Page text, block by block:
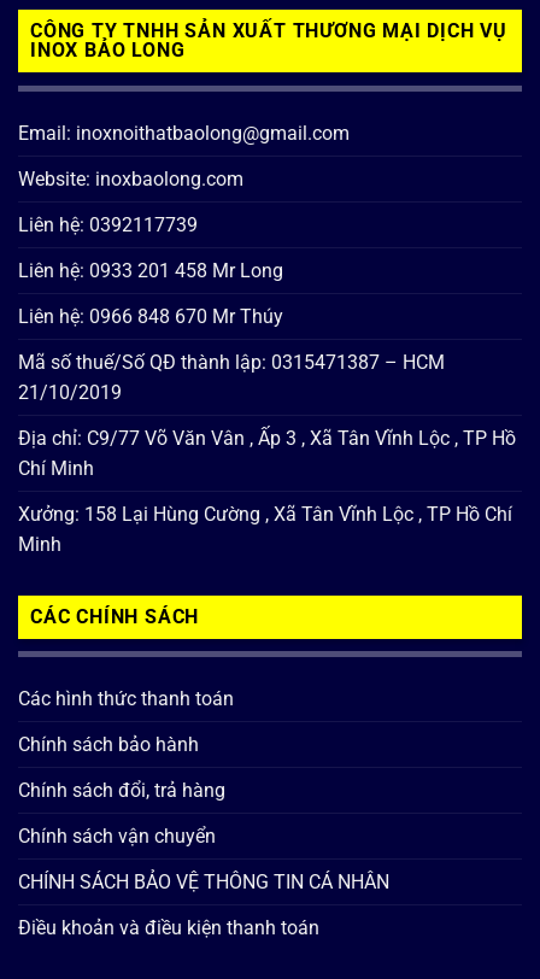
CÔNG TY TNHH SẢN XUẤT THƯƠNG MẠI DỊCH VỤ
INOX BẢO LONG
Email: inoxnoithatbaolong@gmail.com
Website: inoxbaolong.com
Liên hệ: 0392117739
Liên hệ: 0933 201 458 Mr Long
Liên hệ: 0966 848 670 Mr Thúy
Mã số thuế/Số QĐ thành lập: 0315471387 – HCM
21/10/2019
Địa chỉ: C9/77 Võ Văn Vân , Ấp 3 , Xã Tân Vĩnh Lộc , TP Hồ
Chí Minh
Xưởng: 158 Lại Hùng Cường , Xã Tân Vĩnh Lộc , TP Hồ Chí
Minh
CÁC CHÍNH SÁCH
Các hình thức thanh toán
Chính sách bảo hành
Chính sách đổi, trả hàng
Chính sách vận chuyển
CHÍNH SÁCH BẢO VỆ THÔNG TIN CÁ NHÂN
Điều khoản và điều kiện thanh toán